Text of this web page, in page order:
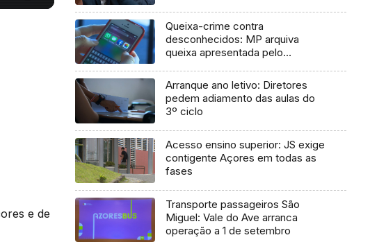
e de
Queixa-crime contra
desconhecidos: MP arquiva
queixa apresentada pelo
Arranque ano letivo: Diretores
pedem adiamento das aulas do
3º ciclo
Acesso ensino superior: JS exige
contigente Açores em todas as
fases
Transporte passageiros São
Miguel: Vale do Ave arranca
operação a 1 de setembro